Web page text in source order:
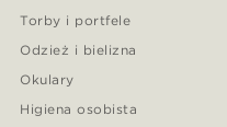
Torby i portfele
Odzież i bielizna
Okulary
Higiena osobista